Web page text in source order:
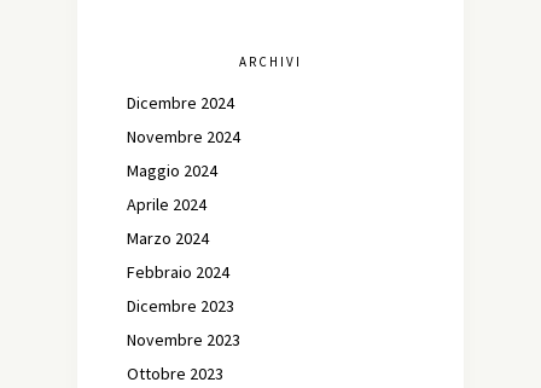
ARCHIVI
Dicembre 2024
Novembre 2024
Maggio 2024
Aprile 2024
Marzo 2024
Febbraio 2024
Dicembre 2023
Novembre 2023
Ottobre 2023